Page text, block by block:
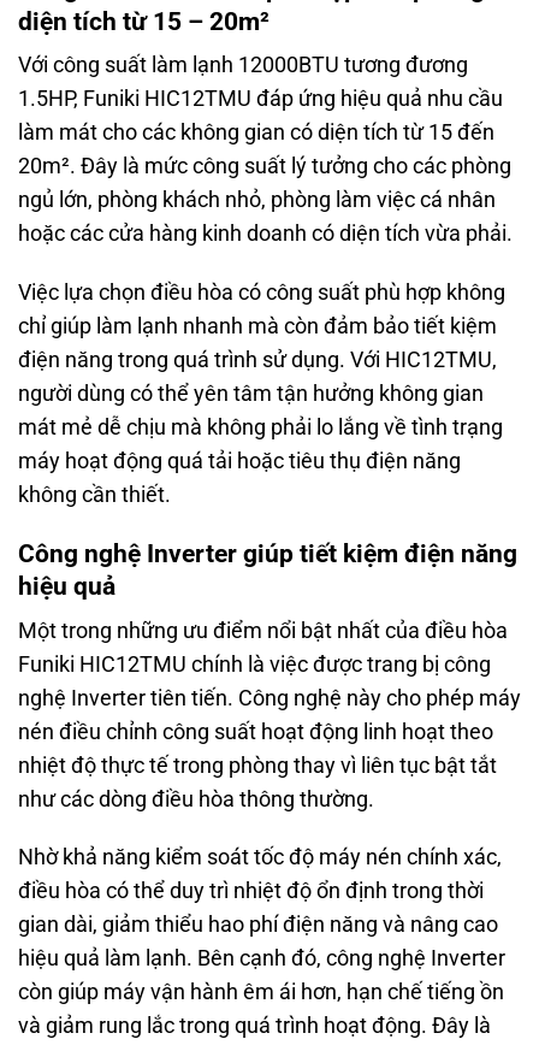
diện tích từ 15 – 20m²
Với công suất làm lạnh 12000BTU tương đương
1.5HP, Funiki HIC12TMU đáp ứng hiệu quả nhu cầu
làm mát cho các không gian có diện tích từ 15 đến
20m². Đây là mức công suất lý tưởng cho các phòng
ngủ lớn, phòng khách nhỏ, phòng làm việc cá nhân
hoặc các cửa hàng kinh doanh có diện tích vừa phải.
Việc lựa chọn điều hòa có công suất phù hợp không
chỉ giúp làm lạnh nhanh mà còn đảm bảo tiết kiệm
điện năng trong quá trình sử dụng. Với HIC12TMU,
người dùng có thể yên tâm tận hưởng không gian
mát mẻ dễ chịu mà không phải lo lắng về tình trạng
máy hoạt động quá tải hoặc tiêu thụ điện năng
không cần thiết.
Công nghệ Inverter giúp tiết kiệm điện năng
hiệu quả
Một trong những ưu điểm nổi bật nhất của điều hòa
Funiki HIC12TMU chính là việc được trang bị công
nghệ Inverter tiên tiến. Công nghệ này cho phép máy
nén điều chỉnh công suất hoạt động linh hoạt theo
nhiệt độ thực tế trong phòng thay vì liên tục bật tắt
như các dòng điều hòa thông thường.
Nhờ khả năng kiểm soát tốc độ máy nén chính xác,
điều hòa có thể duy trì nhiệt độ ổn định trong thời
gian dài, giảm thiểu hao phí điện năng và nâng cao
hiệu quả làm lạnh. Bên cạnh đó, công nghệ Inverter
còn giúp máy vận hành êm ái hơn, hạn chế tiếng ồn
và giảm rung lắc trong quá trình hoạt động. Đây là